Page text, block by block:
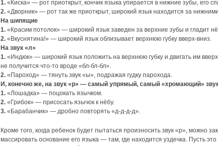
1. «Киска» — рот приоткрыт, кончик языка упирается в нижние зубы, его
2. «Дворник» — рот так же приоткрыт, широкий язык находится за
На шипящие
1. «Красим потолок» — широкий язык заведен за верхние зубы и гладит
2. «Вкуснятина!» — широкий язык облизывает верхнюю губку вверх-вниз.
На звук «л»
1. «Индюк» — широкий язык положить на верхнюю губку и двигать им
не получится что-то вроде «бл-бл-бл».
2. «Пароход» — тянуть звук «ы», подражая гудку парохода.
И, конечно же, на звук «р» — самый упрямый, самый «хромающий»
1. «Лошадка» — поцокать язычком.
2. «Грибок» — присосать язычок к нёбу.
3. «Барабанчик» — дробно повторять «д-д-д-д».
Кроме того, когда ребенок будет пытаться произносить звук «р», можно
массировать основание его языка — там, где находится уздечка. Пусть